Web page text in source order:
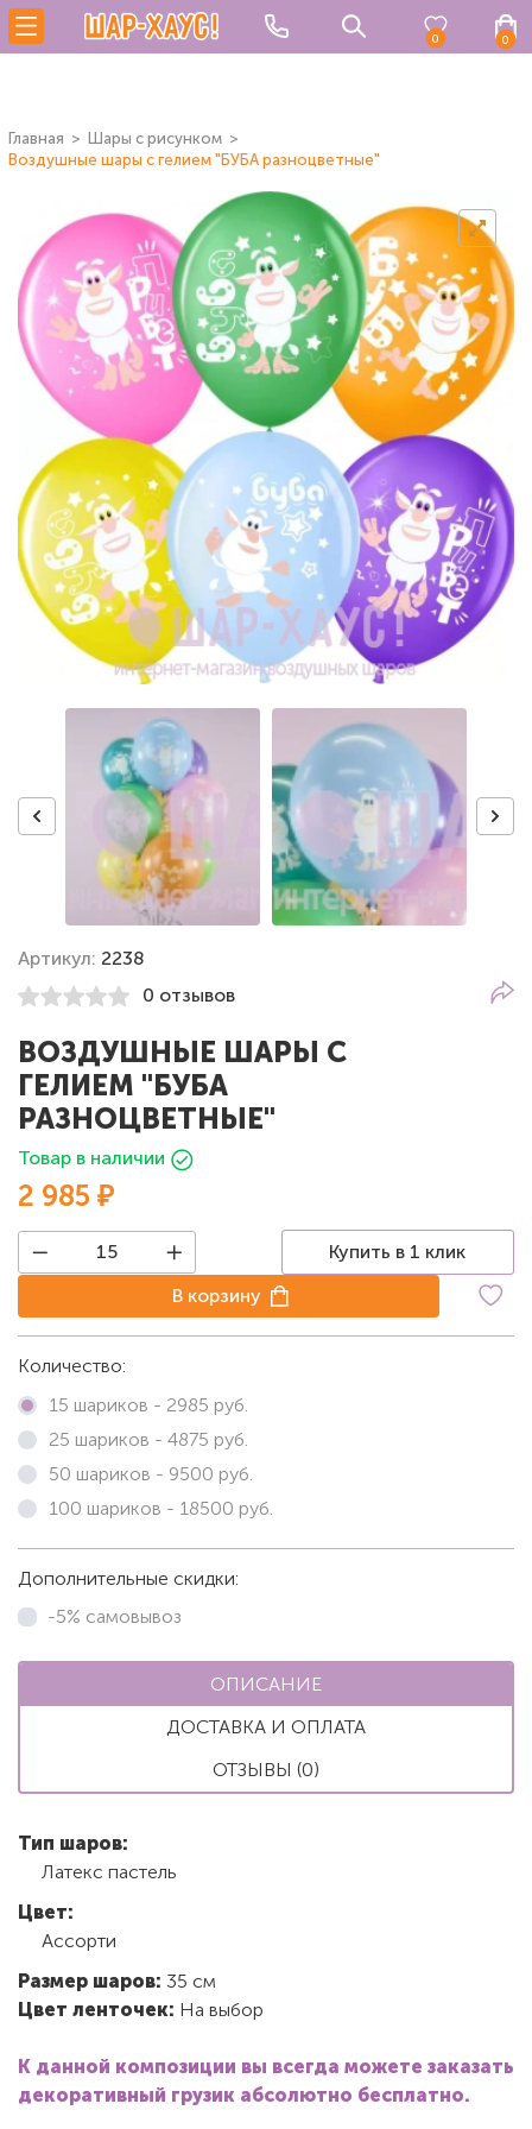
0 0
Главная
Шары с рисунком
Воздушные шары с гелием "БУБА разноцветные"
Артикул: 2238
0 отзывов
ВОЗДУШНЫЕ ШАРЫ С
ГЕЛИЕМ "БУБА
РАЗНОЦВЕТНЫЕ"
Товар в наличии
2 985 ₽
Купить в 1 клик
В корзину
Количество:
15 шариков - 2985 руб.
25 шариков - 4875 руб.
50 шариков - 9500 руб.
100 шариков - 18500 руб.
Дополнительные скидки:
-5% самовывоз
ОПИСАНИЕ
ДОСТАВКА И ОПЛАТА
ОТЗЫВЫ (0)
Тип шаров:
Латекс пастель
Цвет:
Ассорти
Размер шаров: 35 см
Цвет ленточек: На выбор
К данной композиции вы всегда можете заказать
декоративный грузик абсолютно бесплатно.